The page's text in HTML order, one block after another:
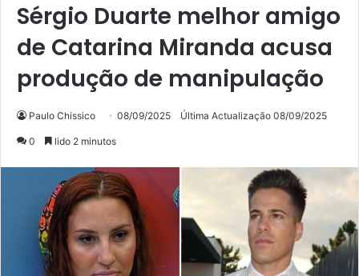
Sérgio Duarte melhor amigo
de Catarina Miranda acusa
produção de manipulação
Paulo Chissico 08/09/2025 Última Actualização 08/09/2025
0 lido 2 minutos